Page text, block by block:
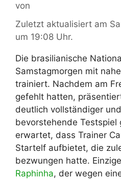
von
Zuletzt aktualisiert am
um 19:08 Uhr.
Die brasilianische
Samstagmorgen mit
trainiert. Nachdem am
gefehlt hatten,
deutlich vollständiger
bevorstehende Testspiel
erwartet, dass Trainer
Startelf aufbietet, die
bezwungen hatte.
Raphinha, der wegen